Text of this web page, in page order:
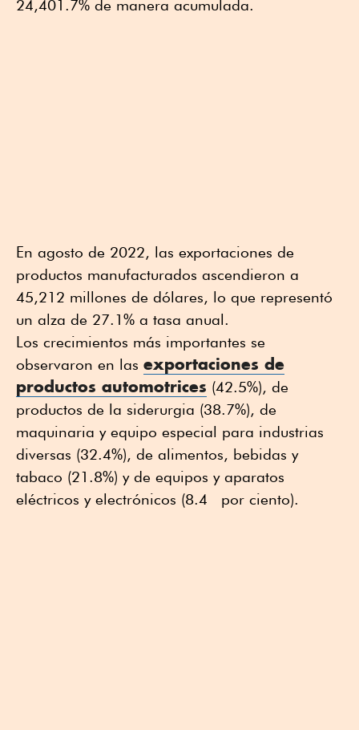
24,401.7% de manera acumulada.
En agosto de 2022, las exportaciones de
productos manufacturados ascendieron a
45,212 millones de dólares, lo que representó
un alza de 27.1% a tasa anual.
Los crecimientos más importantes se
observaron en las exportaciones de
productos automotrices (42.5%), de
productos de la siderurgia (38.7%), de
maquinaria y equipo especial para industrias
diversas (32.4%), de alimentos, bebidas y
tabaco (21.8%) y de equipos y aparatos
eléctricos y electrónicos (8.4 por ciento).